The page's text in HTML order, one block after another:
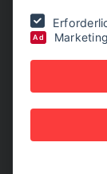
sind die Täter?
DIE
Ad Marketing